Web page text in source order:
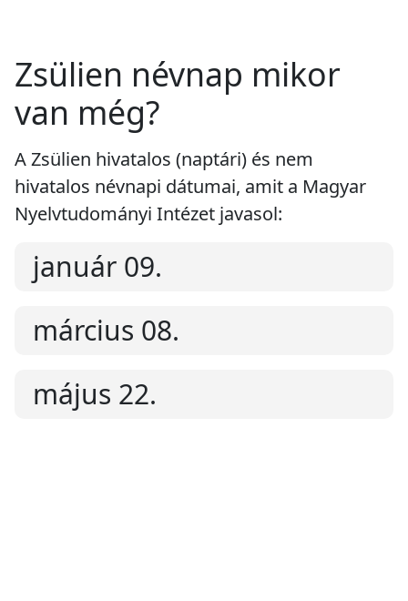
Zsülien névnap mikor
van még?
A Zsülien hivatalos (naptári) és nem
hivatalos névnapi dátumai, amit a Magyar
Nyelvtudományi Intézet javasol:
január 09.
március 08.
május 22.